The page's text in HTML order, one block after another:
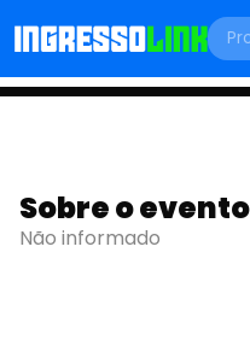
CARNA
Sobre o evento
Não informado